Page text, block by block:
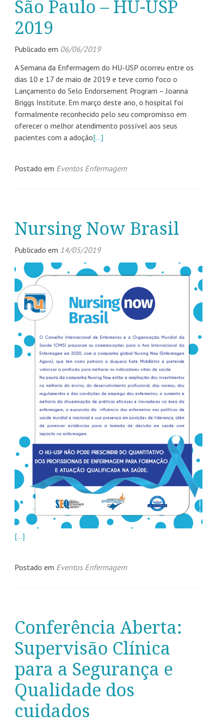
São Paulo – HU-USP
2019
Publicado em 06/06/2019
A Semana da Enfermagem do HU-USP ocorreu entre os
dias 10 e 17 de maio de 2019 e teve como foco o
Lançamento do Selo Endorsement Program – Joanna
Briggs Institute. Em março deste ano, o hospital foi
formalmente reconhecido pelo seu compromisso em
oferecer o melhor atendimento possível aos seus
pacientes com a adoção[…]
Postado em Eventos Enfermagem
Nursing Now Brasil
Publicado em 14/05/2019
[…]
Postado em Eventos Enfermagem
Conferência Aberta:
Supervisão Clínica
para a Segurança e
Qualidade dos
cuidados